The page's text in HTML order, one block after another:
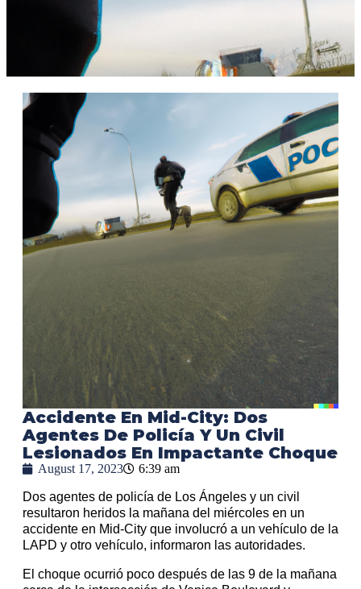
Accidente En Mid-City: Dos
Agentes De Policía Y Un Civil
Lesionados En Impactante Choque
August 17, 2023 6:39 am
Dos agentes de policía de Los Ángeles y un civil
resultaron heridos la mañana del miércoles en un
accidente en Mid-City que involucró a un vehículo de la
LAPD y otro vehículo, informaron las autoridades.
El choque ocurrió poco después de las 9 de la mañana